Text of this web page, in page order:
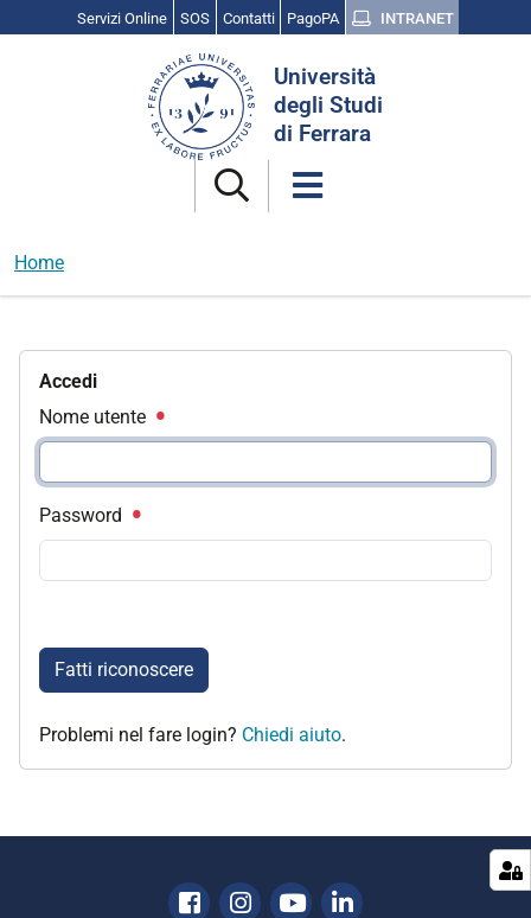
Servizi Online SOS Contatti PagoPA INTRANET
Università
degli Studi
di Ferrara
Home
Accedi
Nome utente
Password
Fatti riconoscere
Problemi nel fare login? Chiedi aiuto.
Facebook
Instagram
YoutubeLinkedin